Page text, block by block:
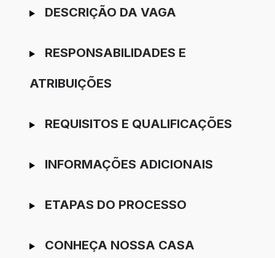
Ir para candidatura
DESCRIÇÃO DA VAGA
RESPONSABILIDADES E
ATRIBUIÇÕES
REQUISITOS E QUALIFICAÇÕES
INFORMAÇÕES ADICIONAIS
ETAPAS DO PROCESSO
CONHEÇA NOSSA CASA